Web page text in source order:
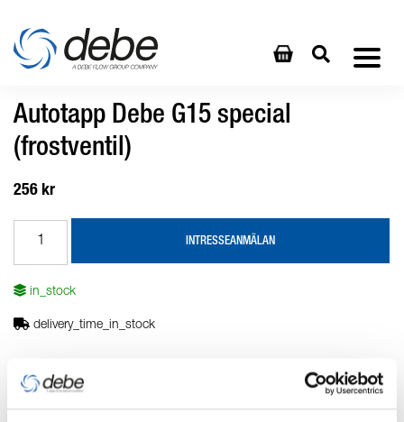
Autotapp Debe G15 special
(frostventil)
256 kr
INTRESSEANMÄLAN
in_stock
delivery_time_in_stock
Produktbeskrivning